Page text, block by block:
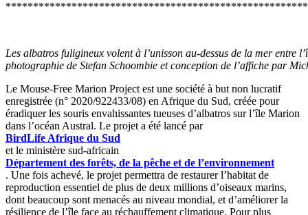
Les albatros fuligineux volent à l’unisson au-dessus de la mer entre
photographie de Stefan Schoombie et conception de l’affiche par
Le Mouse-Free Marion Project est une société à but non lucratif
enregistrée (n° 2020/922433/08) en Afrique du Sud, créée pour
éradiquer les souris envahissantes tueuses d’albatros sur l’île Marion
dans l’océan Austral. Le projet a été lancé par
BirdLife Afrique du Sud
et le ministère sud-africain
Département des forêts, de la pêche et de l’environnement
. Une fois achevé, le projet permettra de restaurer l’habitat de
reproduction essentiel de plus de deux millions d’oiseaux marins,
dont beaucoup sont menacés au niveau mondial, et d’améliorer la
résilience de l’île face au réchauffement climatique. Pour plus